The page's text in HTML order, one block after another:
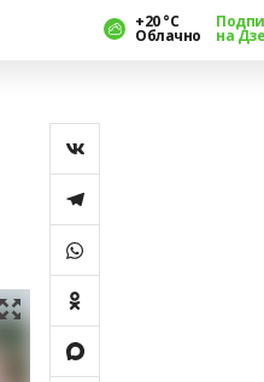
+20 °С
Облачно на